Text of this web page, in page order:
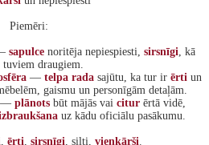
Piemēri:
sapulcenoritēja nepiespiesti, sirsnīgi, kā
tuviem draugiem.
— telpa radasajūtu, ka tur ir ērtiun
gaismu un personīgām detaļām.
— plānots būt mājās vai citur ērtā vidē,
uz kādu oficiālu pasākumu.
, ērti, sirsnīgi, silti, vienkārši.